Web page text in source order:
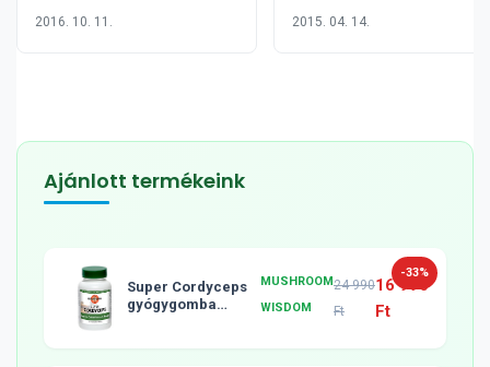
fenntartásához
2016. 10. 11. 2015. 04. 14.
Ajánlott termékeink
-33%
Super Cordyceps
gyógygomba
MUSHROOM
WISDOM
24 990
Ft
16 990
Ft